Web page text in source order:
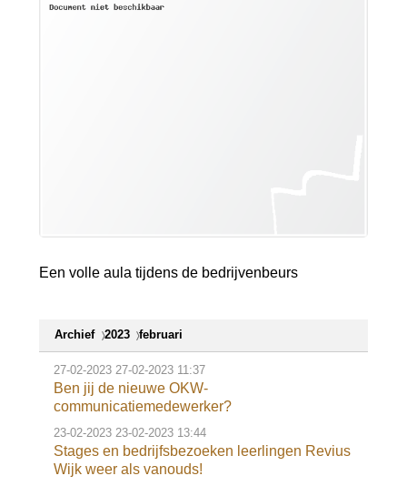
Een volle aula tijdens de bedrijvenbeurs
Archief 2023 februari
27-02-202327-02-2023 11:37
Ben jij de nieuwe OKW-
communicatiemedewerker?
23-02-202323-02-2023 13:44
Stages en bedrijfsbezoeken leerlingen Revius
Wijk weer als vanouds!